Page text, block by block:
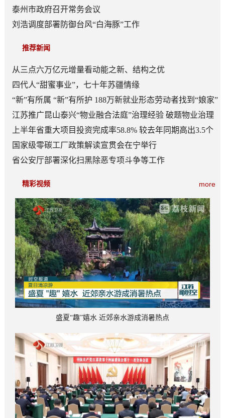
泰州市政府召开常务会议
刘浩调度部署防御台风“白海豚”工作
推荐新闻
从三点六万亿元增量看动能之新、结构之优
四代人“甜蜜事业”，七十年苏疆情缘
“新”有所属 “新”有所护 188万新就业形态劳动者找到“娘家”
江苏推广昆山泰兴“物业融合法庭”治理经验 破题物业治理
“老大难”
上半年省重大项目投资完成率58.8% 较去年同期高出3.5个
百分点
国家级零碳工厂政策解读宣贯会在宁举行
省公安厅部署深化扫黑除恶专项斗争等工作
more
精彩视频
盛夏“趣”嬉水 近郊亲水游成消暑热点